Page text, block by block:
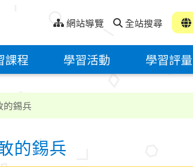
網站導覽 全站搜尋
課程 學習活動 學習評量
的錫兵
的錫兵